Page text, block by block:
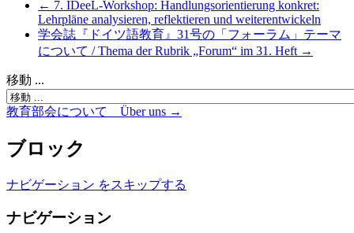
← 7. IDeeL-Workshop: Handlungsorientierung konkret:
Lehrpläne analysieren, reflektieren und weiterentwickeln
学会誌『ドイツ語教育』31号の「フォーラム」テーマ
について / Thema der Rubrik „Forum“ im 31. Heft →
移動 ...
教育部会について Über uns →
ブロック
ナビゲーション をスキップする
ナビゲーション